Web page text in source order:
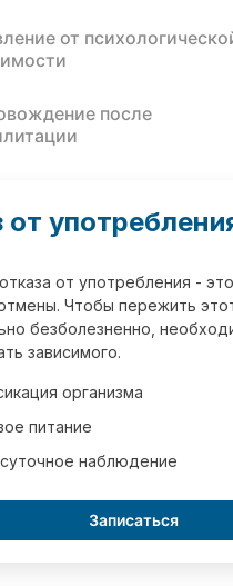
от
после
от
от употребления -
Чтобы пережить
безболезненно,
зависимого.
организма
питание
наблюдение
Записаться